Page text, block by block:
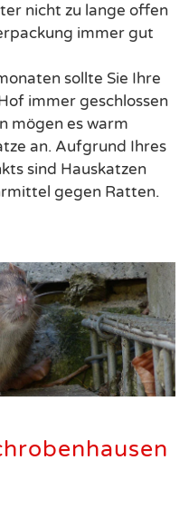
nicht zu lange offen
immer gut
sollte Sie Ihre
immer geschlossen
mögen es warm
an. Aufgrund Ihres
sind Hauskatzen
gegen Ratten.